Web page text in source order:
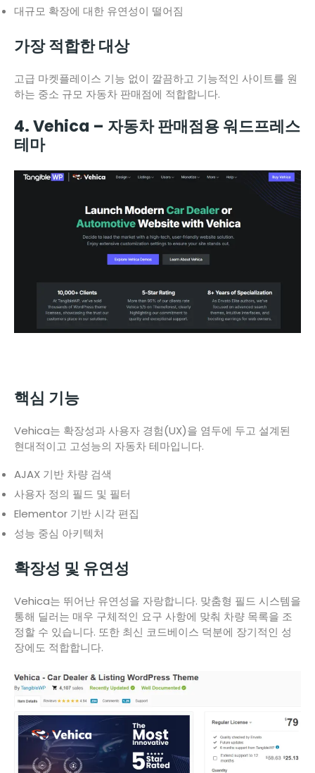
대규모 확장에 대한 유연성이 떨어짐
가장 적합한 대상
고급 마켓플레이스 기능 없이 깔끔하고 기능적인 사이트를 원
하는 중소 규모 자동차 판매점에 적합합니다.
4. Vehica – 자동차 판매점용 워드프레스
테마
핵심 기능
Vehica는 확장성과 사용자 경험(UX)을 염두에 두고 설계된
현대적이고 고성능의 자동차 테마입니다.
AJAX 기반 차량 검색
사용자 정의 필드 및 필터
Elementor 기반 시각 편집
성능 중심 아키텍처
확장성 및 유연성
Vehica는 뛰어난 유연성을 자랑합니다. 맞춤형 필드 시스템을
통해 딜러는 매우 구체적인 요구 사항에 맞춰 차량 목록을 조
정할 수 있습니다. 또한 최신 코드베이스 덕분에 장기적인 성
장에도 적합합니다.